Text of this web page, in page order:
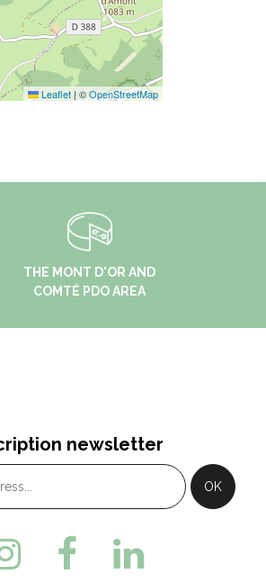
Leaflet | ©OpenStreetMap
THE MONT D'OR AND
COMTÉ PDO AREA
newsletter